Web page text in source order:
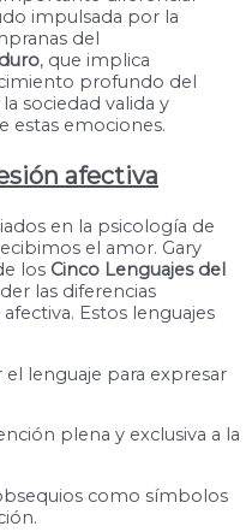
impulsada por la
del
, que implica
profundo del
sociedad valida y
estas emociones.
afectiva
en la psicología de
el amor. Gary
los Cinco Lenguajes del
las diferencias
Estos lenguajes
el lenguaje para expresar
plena y exclusiva a la
como símbolos